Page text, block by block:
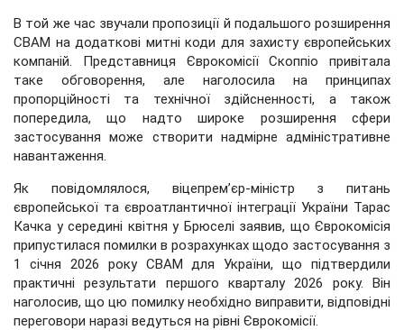
В той же час звучали пропозиції й подальшого розширення
CBAM на додаткові митні коди для захисту європейських
компаній. Представниця Єврокомісії Скоппіо привітала
таке обговорення, але наголосила на принципах
пропорційності та технічної здійсненності, а також
попередила, що надто широке розширення сфери
застосування може створити надмірне адміністративне
навантаження.
Як повідомлялося, віцепрем’єр-міністр з питань
європейської та євроатлантичної інтеграції України Тарас
Качка у середині квітня у Брюселі заявив, що Єврокомісія
припустилася помилки в розрахунках щодо застосування з
1 січня 2026 року CBAM для України, що підтвердили
практичні результати першого кварталу 2026 року. Він
наголосив, що цю помилку необхідно виправити, відповідні
переговори наразі ведуться на рівні Єврокомісії.